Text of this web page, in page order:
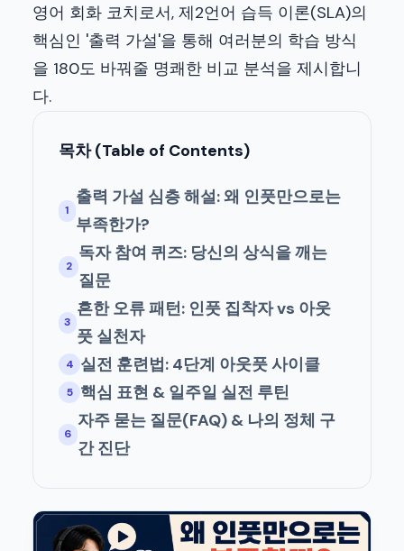
영어 회화 코치로서, 제2언어 습득 이론(SLA)의
핵심인 '출력 가설'을 통해 여러분의 학습 방식
을 180도 바꿔줄 명쾌한 비교 분석을 제시합니
다.
목차 (Table of Contents)
1
출력 가설 심층 해설: 왜 인풋만으로는
부족한가?
2
독자 참여 퀴즈: 당신의 상식을 깨는
질문
3
흔한 오류 패턴: 인풋 집착자 vs 아웃
풋 실천자
4 실전 훈련법: 4단계 아웃풋 사이클
5 핵심 표현 & 일주일 실전 루틴
6
자주 묻는 질문(FAQ) & 나의 정체 구
간 진단